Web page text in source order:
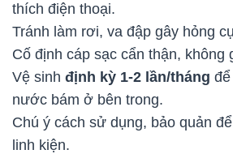
thích điện thoại.
Tránh làm rơi, va đập gây hỏng
Cố định cáp sạc cẩn thận, không
Vệ sinh định kỳ 1-2 lần/tháng
nước bám ở bên trong.
Chú ý cách sử dụng, bảo quản
linh kiện.